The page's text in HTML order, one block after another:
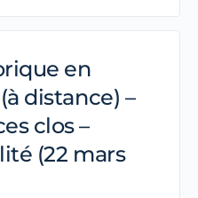
en
distance) –
clos –
(22 mars